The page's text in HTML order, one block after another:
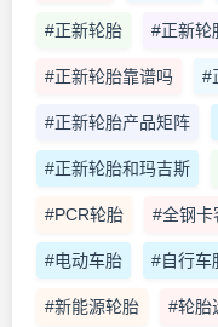
#正新轮胎 #正新轮
#正新轮胎靠谱吗 #
#正新轮胎产品矩阵
#正新轮胎和玛吉斯
#PCR轮胎 #全钢卡
#电动车胎 #自行车
#新能源轮胎 #轮胎